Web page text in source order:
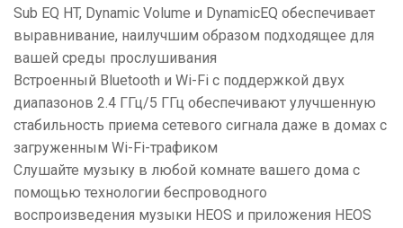
Sub EQ HT, Dynamic Volume и DynamicEQ обеспечивает
выравнивание, наилучшим образом подходящее для
вашей среды прослушивания
Встроенный Bluetooth и Wi-Fi с поддержкой двух
диапазонов 2.4 ГГц/5 ГГц обеспечивают улучшенную
стабильность приема сетевого сигнала даже в домах с
загруженным Wi-Fi-трафиком
Слушайте музыку в любой комнате вашего дома с
помощью технологии беспроводного
воспроизведения музыки HEOS и приложения HEOS